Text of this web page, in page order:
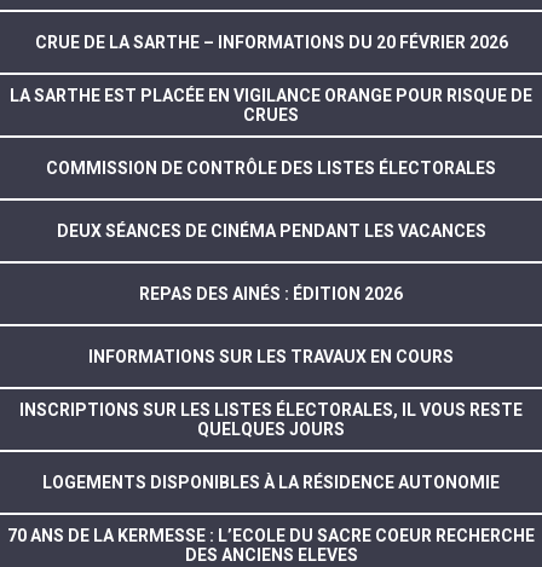
CRUE DE LA SARTHE – INFORMATIONS DU 20 FÉVRIER 2026
LA SARTHE EST PLACÉE EN VIGILANCE ORANGE POUR RISQUE DE
CRUES
COMMISSION DE CONTRÔLE DES LISTES ÉLECTORALES
DEUX SÉANCES DE CINÉMA PENDANT LES VACANCES
REPAS DES AINÉS : ÉDITION 2026
INFORMATIONS SUR LES TRAVAUX EN COURS
INSCRIPTIONS SUR LES LISTES ÉLECTORALES, IL VOUS RESTE
QUELQUES JOURS
LOGEMENTS DISPONIBLES À LA RÉSIDENCE AUTONOMIE
70 ANS DE LA KERMESSE : L’ECOLE DU SACRE COEUR RECHERCHE
DES ANCIENS ELEVES